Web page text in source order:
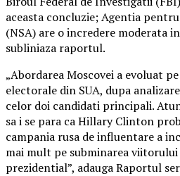
aceasta concluzie; Agentia
(NSA) are o incredere moderata
subliniaza raportul.
„Abordarea Moscovei a evoluat
electorale din SUA, dupa
celor doi candidati principali.
sa i se para ca Hillary Clinton
campania rusa de influentare a
mai mult pe subminarea viitorului
prezidential”, adauga Raportul